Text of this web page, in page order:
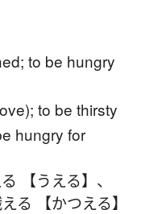
to be hungry
to be thirsty
hungry for
【うえる】 、
る 【かつえる】